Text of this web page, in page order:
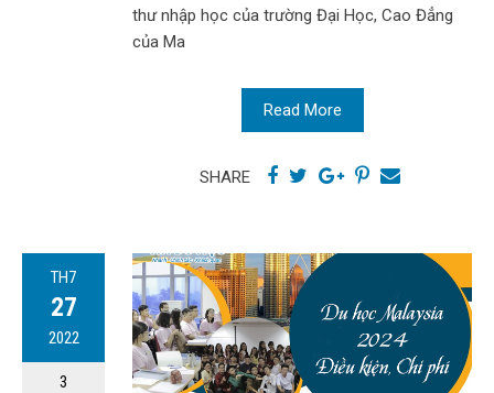
thư nhập học của trường Đại Học, Cao Đẳng
của Ma
Read More
SHARE
TH7
27
2022
3